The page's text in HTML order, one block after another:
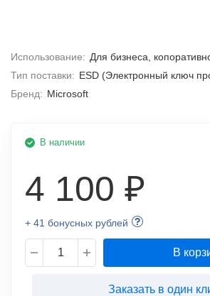
Использование: Для бизнеса,
Тип поставки: ESD (Электронный ключ
Бренд: Microsoft
В наличии
4 100 ₽
+ 41 бонусных рублей
В
Заказать в один